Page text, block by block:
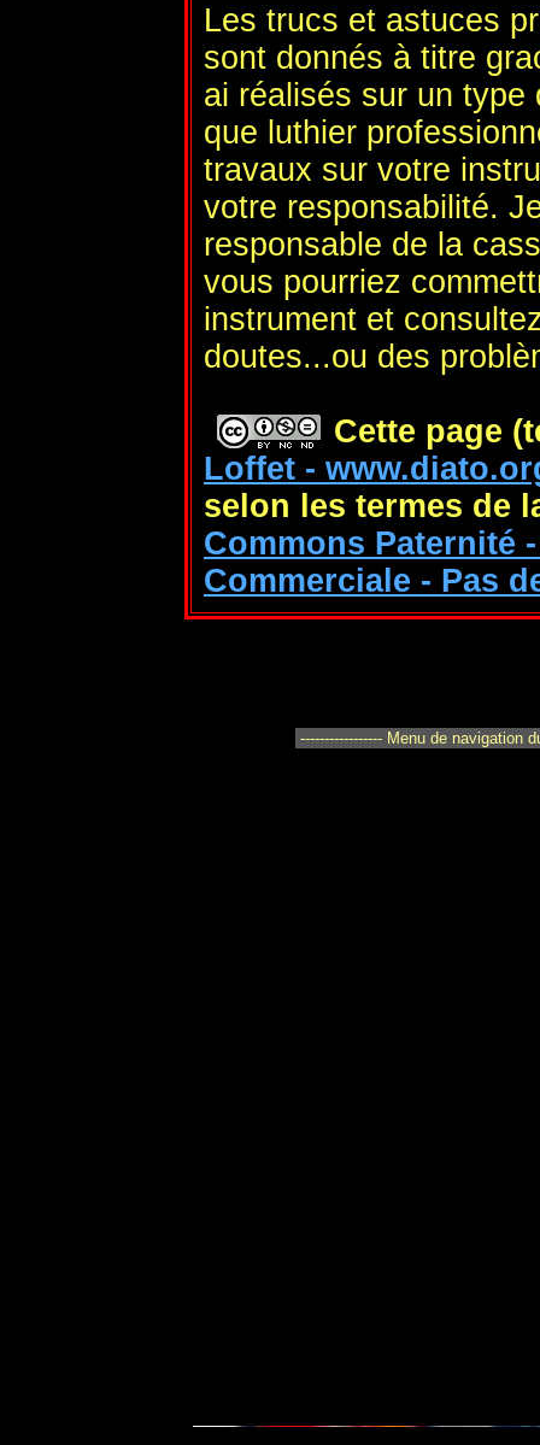
Les trucs et astuces
sont donnés à titre
ai réalisés sur un type
que luthier
travaux sur votre
votre responsabilité.
responsable de la
vous pourriez
instrument et
doutes...ou des
Cette page
Loffet -
selon les termes de
Commons Paternité
Commerciale - Pas